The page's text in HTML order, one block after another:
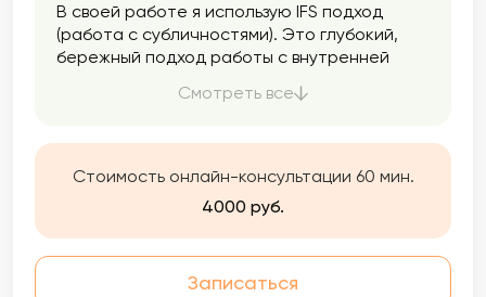
В своей работе я использую IFS подход
(работа с субличностями). Это глубокий,
бережный подход работы с внутренней
обнаружить устаревшие стратегии
жить в гармонии с собой и строить
здоровые отношения с другими, помогает
подходящие именно вам и если есть
травматический опыт, бережно его
отпустить. По сути это метод выстраивания
здоровых отношений внутри себя и с самим
Смотреть все
Стоимость онлайн-консультации 60 мин.
4000 руб.
Записаться